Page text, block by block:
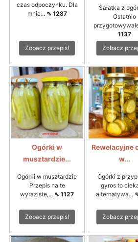
czas odpoczynku. Dla
mnie... ⇖ 1287
Zobacz przepis!
Sałatka z
Ostatnio
1137
Zobacz
Ogórki w
musztardzie...
Ogórki w musztardzie
Przepis na te
wyraziste,... ⇖ 1127
Zobacz przepis!
Rewelacyjne
w...
Ogórki z
gyros to
alternatywa...
Zobacz